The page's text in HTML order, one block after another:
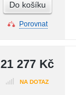
Do košíku
Porovnat
21 277 Kč
NA DOTAZ